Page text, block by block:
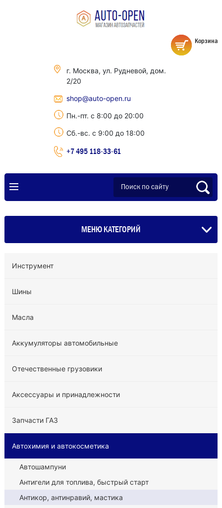
г. Москва, ул. Рудневой, дом.
2/20
shop@auto-open.ru
Пн.-пт. с 8:00 до 20:00
Сб.-вс. с 9:00 до 18:00
+7 495 118-33-61
Корзина
МЕНЮ КАТЕГОРИЙ
Инструмент
Шины
Масла
Аккумуляторы автомобильные
Отечественные грузовики
Аксессуары и принадлежности
Запчасти ГАЗ
Автохимия и автокосметика
Автошампуни
Антигели для топлива, быстрый старт
Антикор, антинравий, мастика